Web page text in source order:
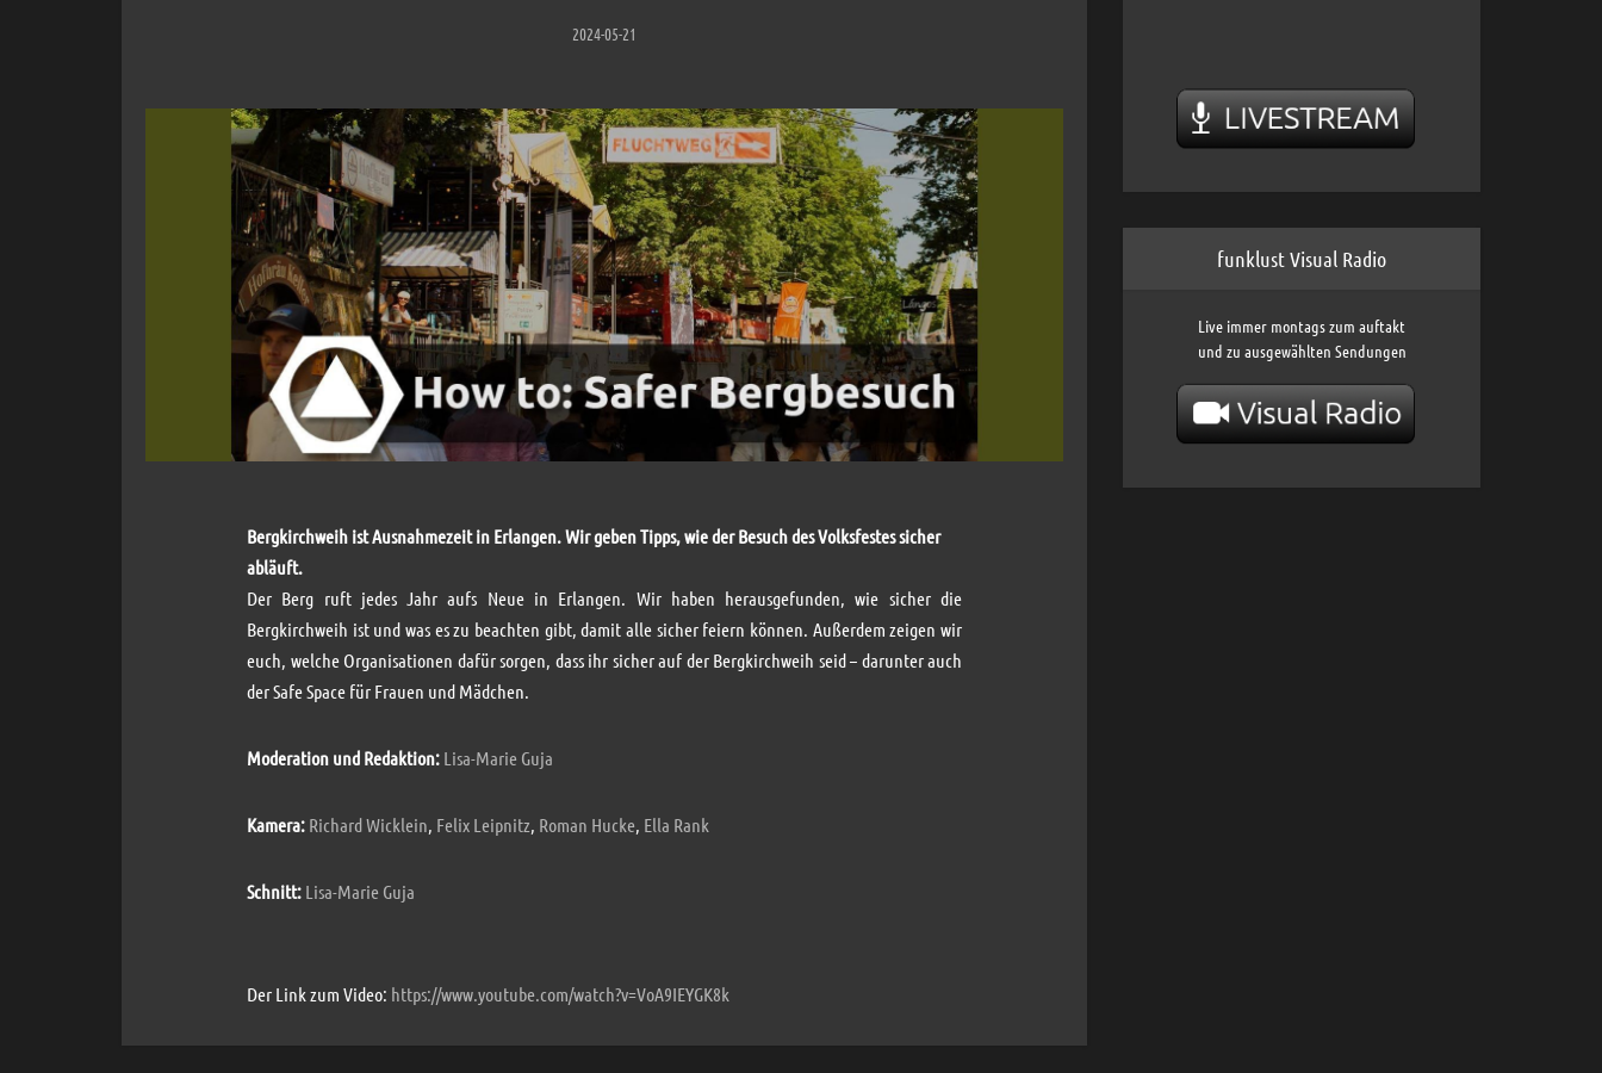
2024-05-21
Bergkirchweih ist Ausnahmezeit in Erlangen. Wir geben Tipps, wie der Besuch des Volksfestes sicher
abläuft.
Der Berg ruft jedes Jahr aufs Neue in Erlangen. Wir haben herausgefunden, wie sicher die
Bergkirchweih ist und was es zu beachten gibt, damit alle sicher feiern können. Außerdem zeigen wir
euch, welche Organisationen dafür sorgen, dass ihr sicher auf der Bergkirchweih seid – darunter auch
der Safe Space für Frauen und Mädchen.
Moderation und Redaktion: Lisa-Marie Guja
Kamera: Richard Wicklein, Felix Leipnitz, Roman Hucke, Ella Rank
Schnitt: Lisa-Marie Guja
Der Link zum Video: https://www.youtube.com/watch?v=VoA9IEYGK8k
funklust Visual Radio
Live immer montags zum auftakt
und zu ausgewählten Sendungen